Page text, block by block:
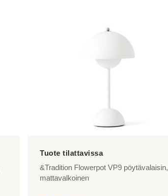
&Tradition Flowerpot VP9 pöytävalaisin,
mattavalkoinen